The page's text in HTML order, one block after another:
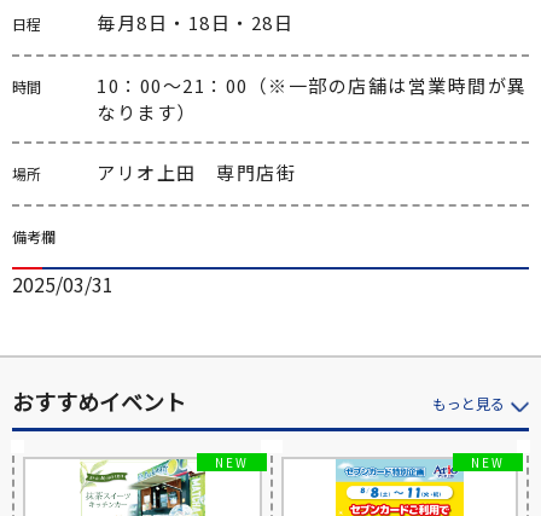
日程 毎月8日・18日・28日
時間
10：00～21：00（※一部の店舗は営業時間が異
なります）
場所 アリオ上田　専門店街
備考欄
2025/03/31
おすすめイベント もっと見る